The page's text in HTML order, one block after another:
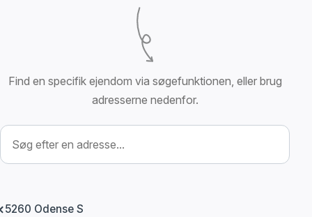
Find en specifik ejendom via søgefunktionen, eller brug
adresserne nedenfor.
Søg efter ejendom
5260 Odense S